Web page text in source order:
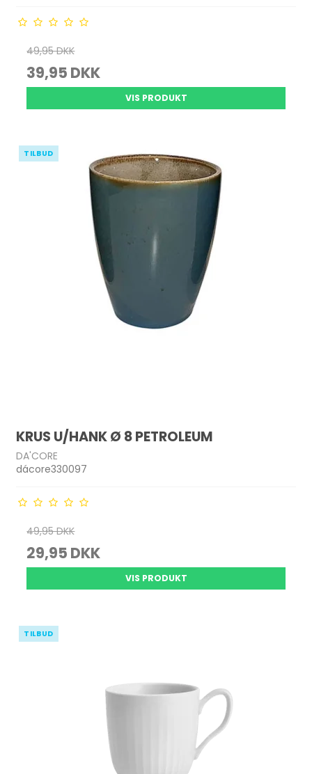
49,95 DKK
39,95 DKK
VIS PRODUKT
TILBUD
KRUS U/HANK Ø 8 PETROLEUM
DA'CORE
dácore330097
49,95 DKK
29,95 DKK
VIS PRODUKT
TILBUD